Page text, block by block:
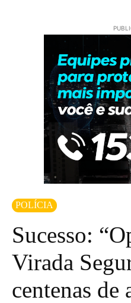
POLÍCIA
Sucesso:
Virada
centenas de